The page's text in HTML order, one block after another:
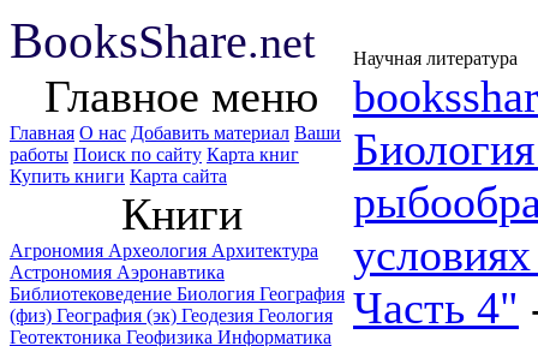
BooksShare.net Научная литература
Главное меню
Главная О нас Добавить материал Ваши
работы Поиск по сайту Карта книг
Купить книги Карта сайта
Книги
Агрономия Археология Архитектура
Астрономия Аэронавтика
Библиотековедение Биология География
(физ) География (эк) Геодезия Геология
Геотектоника Геофизика Информатика
Часть 4"